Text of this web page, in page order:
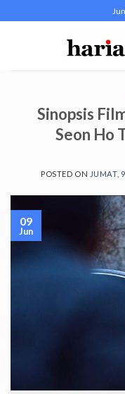
to
Sinopsis
Seon Ho
POSTED ON JUMAT,
09
Jun